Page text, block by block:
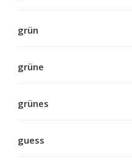
grün
grüne
grünes
guess